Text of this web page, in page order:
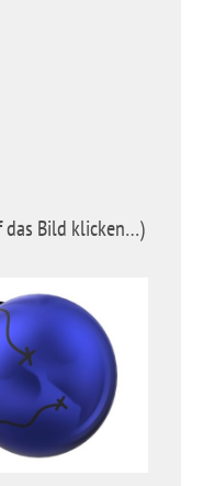
das Bild klicken…)